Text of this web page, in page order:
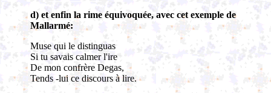
d) et enfin la rime équivoquée, avec cet exemple de
Mallarmé:
Muse qui le distinguas
Si tu savais calmer l'ire
De mon confrère Degas,
Tends -lui ce discours à lire.